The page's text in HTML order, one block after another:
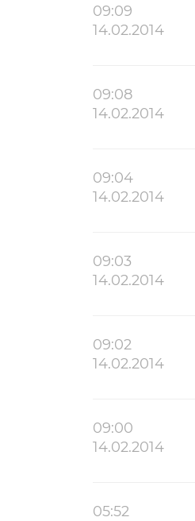
09:09
14.02.2014
09:08
14.02.2014
09:04
14.02.2014
09:03
14.02.2014
09:02
14.02.2014
09:00
14.02.2014
05:52